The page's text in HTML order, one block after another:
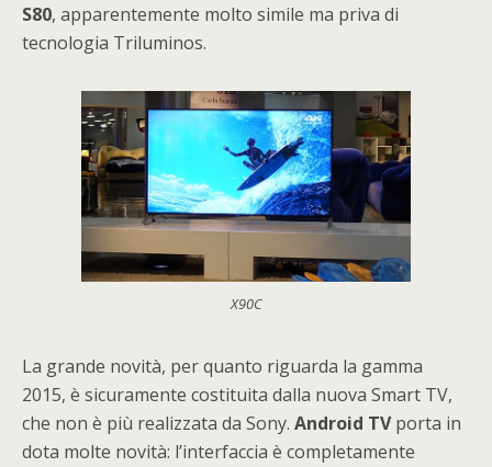
S80, apparentemente molto simile ma priva di
tecnologia Triluminos.
X90C
La grande novità, per quanto riguarda la gamma
2015, è sicuramente costituita dalla nuova Smart TV,
che non è più realizzata da Sony. Android TVporta in
dota molte novità: l’interfaccia è completamente